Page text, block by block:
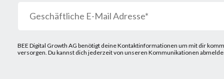
BEE Digital Growth AG benötigt deine Kontaktinformationen um mit dir
versorgen. Du kannst dich jederzeit von unseren Kommunikationen